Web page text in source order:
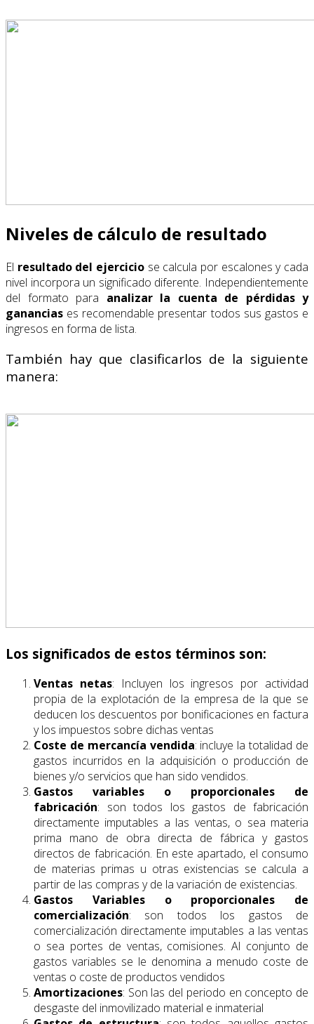
Niveles de cálculo de resultado
El resultado del ejercicio se calcula por escalones y cada
nivel incorpora un significado diferente. Independientemente
del formato para analizar la cuenta de pérdidas y
ganancias es recomendable presentar todos sus gastos e
ingresos en forma de lista.
También hay que clasificarlos de la siguiente
manera:
Los significados de estos términos son:
Ventas netas: Incluyen los ingresos por actividad
propia de la explotación de la empresa de la que se
deducen los descuentos por bonificaciones en factura
y los impuestos sobre dichas ventas
Coste de mercancía vendida: incluye la totalidad de
gastos incurridos en la adquisición o producción de
bienes y/o servicios que han sido vendidos.
Gastos variables o proporcionales de
fabricación: son todos los gastos de fabricación
directamente imputables a las ventas, o sea materia
prima mano de obra directa de fábrica y gastos
directos de fabricación. En este apartado, el consumo
de materias primas u otras existencias se calcula a
partir de las compras y de la variación de existencias.
Gastos Variables o proporcionales de
comercialización: son todos los gastos de
comercialización directamente imputables a las ventas
o sea portes de ventas, comisiones. Al conjunto de
gastos variables se le denomina a menudo coste de
ventas o coste de productos vendidos
Amortizaciones: Son las del periodo en concepto de
desgaste del inmovilizado material e inmaterial